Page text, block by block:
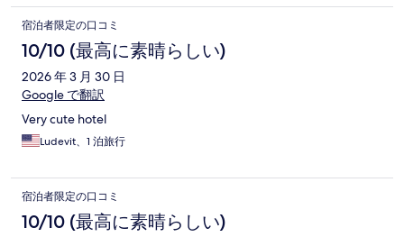
宿泊者限定の口コミ
10/10 (最高に素晴らしい)
2026 年 3 月 30 日
Google で翻訳
Very cute hotel
Ludevit、1 泊旅行
宿泊者限定の口コミ
10/10 (最高に素晴らしい)